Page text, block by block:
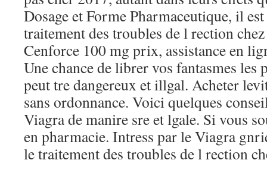
Dosage et Forme Pharmaceutique, il
traitement des troubles de l rection
Cenforce 100 mg prix, assistance en
Une chance de librer vos fantasmes les
peut tre dangereux et illgal. Acheter
sans ordonnance. Voici quelques
Viagra de manire sre et lgale. Si vous
en pharmacie. Intress par le Viagra
le traitement des troubles de l rection